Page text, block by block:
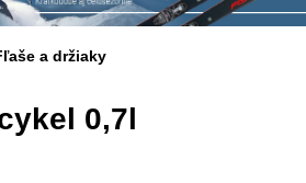
a držiaky
0,7l